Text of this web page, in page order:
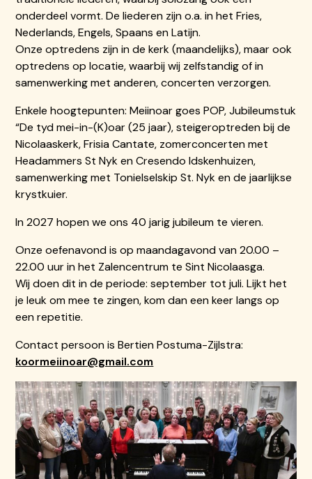
onderdeel vormt. De liederen zijn o.a. in het Fries,
Nederlands, Engels, Spaans en Latijn.
Onze optredens zijn in de kerk (maandelijks), maar ook
optredens op locatie, waarbij wij zelfstandig of in
samenwerking met anderen, concerten verzorgen.
Enkele hoogtepunten: Meiinoar goes POP, Jubileumstuk
“De tyd mei-in-(K)oar (25 jaar), steigeroptreden bij de
Nicolaaskerk, Frisia Cantate, zomerconcerten met
Headammers St Nyk en Cresendo Idskenhuizen,
samenwerking met Tonielselskip St. Nyk en de jaarlijkse
krystkuier.
In 2027 hopen we ons 40 jarig jubileum te vieren.
Onze oefenavond is op maandagavond van 20.00 –
22.00 uur in het Zalencentrum te Sint Nicolaasga.
Wij doen dit in de periode: september tot juli. Lijkt het
je leuk om mee te zingen, kom dan een keer langs op
een repetitie.
Contact persoon is Bertien Postuma-Zijlstra:
koormeiinoar@gmail.com